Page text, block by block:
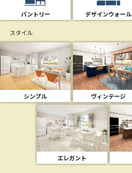
パントリー デザインウォール
スタイル
シンプル ヴィンテージ
エレガント